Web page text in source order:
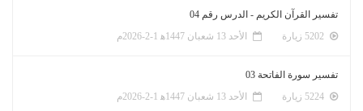
تفسير القرآن الكريم - الدرس رقم 04
الأحد 13 شعبان 1447ﻫ 1-2-2026م
تفسير سورة الفاتحة 03
الأحد 13 شعبان 1447ﻫ 1-2-2026م